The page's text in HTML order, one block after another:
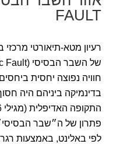
FAULT
רעיון מטא-תיאורטי
חוויה נפוצה יחסית
בדינמיקה ביניהם היה
התקופה האדיפלית (מגילי 3-6).
פתרון של ה״שבר
לפי באלינט, באמצעות